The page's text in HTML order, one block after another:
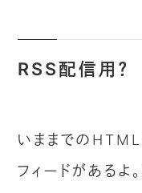
RSS配信用
いままでの
フィードがあるよ